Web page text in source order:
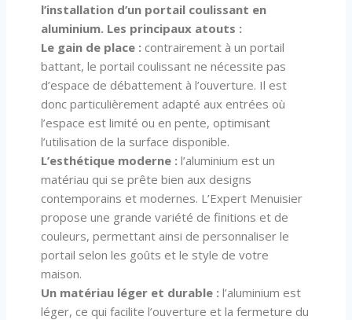
l’installation d’un portail coulissant en
aluminium. Les principaux atouts :
Le gain de place : contrairement à un portail
battant, le portail coulissant ne nécessite pas
d’espace de débattement à l’ouverture. Il est
donc particulièrement adapté aux entrées où
l’espace est limité ou en pente, optimisant
l’utilisation de la surface disponible.
L’esthétique moderne : l’aluminium est un
matériau qui se prête bien aux designs
contemporains et modernes. L’Expert Menuisier
propose une grande variété de finitions et de
couleurs, permettant ainsi de personnaliser le
portail selon les goûts et le style de votre
maison.
Un matériau léger et durable : l’aluminium est
léger, ce qui facilite l’ouverture et la fermeture du